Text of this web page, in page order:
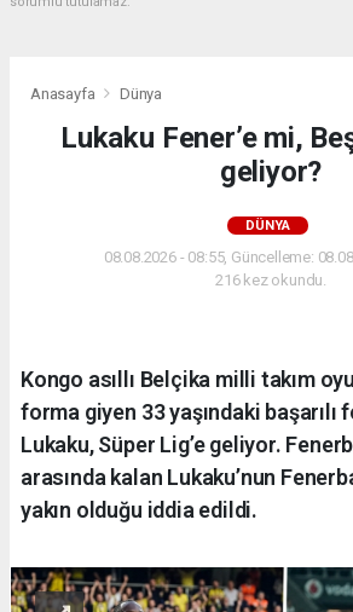
Anasayfa Dünya
Lukaku Fener’e mi,
geliyor?
DÜNYA
08.08.2026 - 08:55, Güncelleme:
216 kez okundu.
Kongo asıllı Belçika milli takım
forma giyen 33 yaşındaki başarılı
Lukaku, Süper Lig’e geliyor.
arasında kalan Lukaku’nun
yakın olduğu iddia edildi.